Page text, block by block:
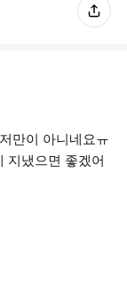
만이 아니네요ㅠ
지냈으면 좋겠어